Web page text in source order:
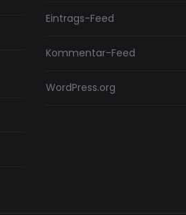
Eintrags-Feed
Kommentar-Feed
WordPress.org